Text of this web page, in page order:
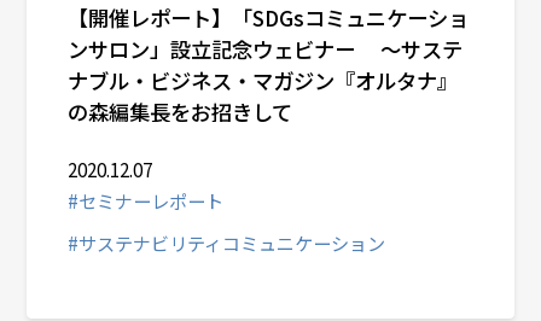
【開催レポート】「SDGsコミュニケーショ
ンサロン」設立記念ウェビナー ～サステ
ナブル・ビジネス・マガジン『オルタナ』
の森編集長をお招きして
2020.12.07
#セミナーレポート
#サステナビリティコミュニケーション